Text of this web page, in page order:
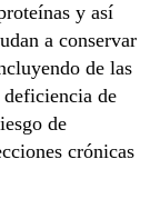
y así
a conservar
de las
de
de
crónicas